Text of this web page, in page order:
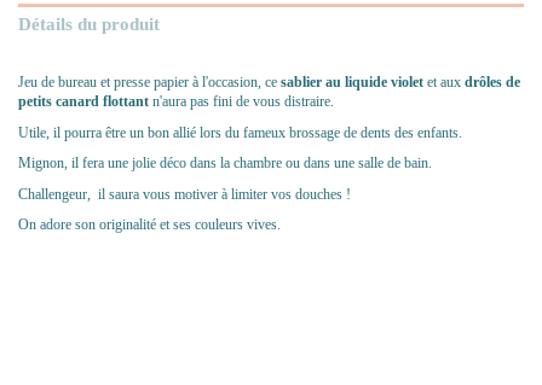
Détails du produit
Jeu de bureau et presse papier à l'occasion, ce sablier au liquide violet et aux drôles de
petits canard flottant n'aura pas fini de vous distraire.
Utile, il pourra être un bon allié lors du fameux brossage de dents des enfants.
Mignon, il fera une jolie déco dans la chambre ou dans une salle de bain.
Challengeur, il saura vous motiver à limiter vos douches !
On adore son originalité et ses couleurs vives.